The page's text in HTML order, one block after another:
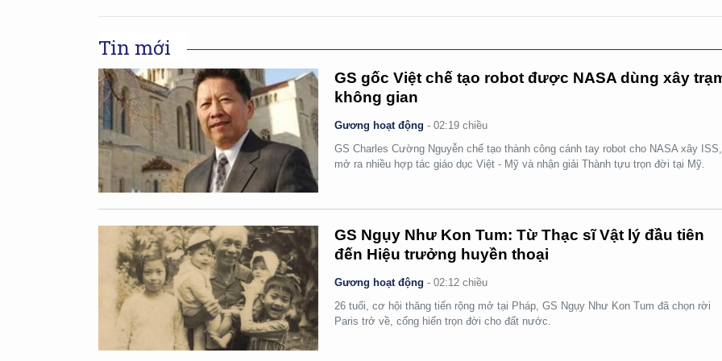
Tin mới
GS gốc Việt chế tạo robot được NASA dùng xây
không gian
Gương hoạt động -02:19 chiều
GS Charles Cường Nguyễn chế tạo thành công cánh tay robot cho NASA xây ISS,
mở ra nhiều hợp tác giáo dục Việt - Mỹ và nhận giải Thành tựu trọn đời tại Mỹ.
GS Ngụy Như Kon Tum: Từ Thạc sĩ Vật lý đầu tiên
đến Hiệu trưởng huyền thoại
Gương hoạt động -02:12 chiều
26 tuổi, cơ hội thăng tiến rộng mở tại Pháp, GS Ngụy Như Kon Tum đã chọn rời
Paris trở về, cống hiến trọn đời cho đất nước.